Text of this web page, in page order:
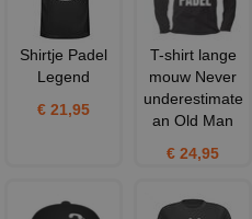
Shirtje Padel
Legend
€ 21,95
T-shirt lange
mouw Never
underestimate
an Old Man
€ 24,95